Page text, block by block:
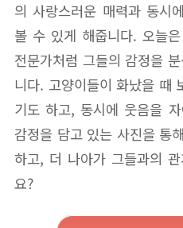
의 사랑스러운 매력과 동시
볼 수 있게 해줍니다. 오늘
전문가처럼 그들의 감정을
니다. 고양이들이 화났을 때
기도 하고, 동시에 웃음을
감정을 담고 있는 사진을 통
하고, 더 나아가 그들과의
요?